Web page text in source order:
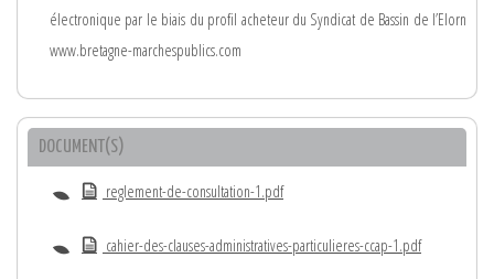
électronique par le biais du profil acheteur du Syndicat de Bassin de l’Elorn
www.bretagne-marchespublics.com
DOCUMENT(S)
reglement-de-consultation-1.pdf
cahier-des-clauses-administratives-particulieres-ccap-1.pdf